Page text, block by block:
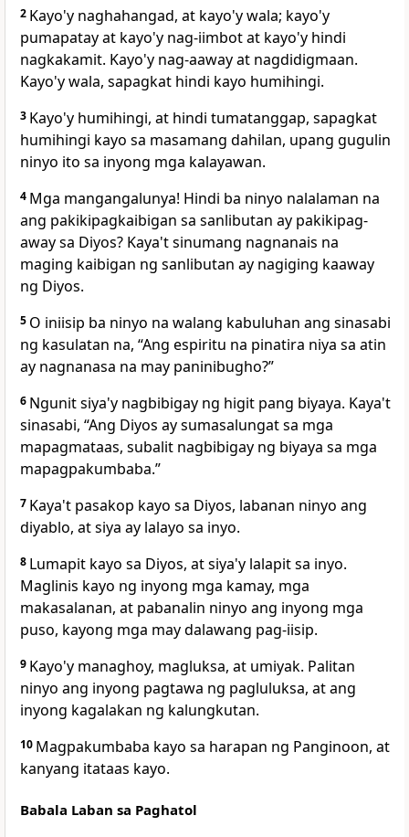
2 Kayo'y naghahangad, at kayo'y wala; kayo'y
pumapatay at kayo'y nag-iimbot at kayo'y hindi
nagkakamit. Kayo'y nag-aaway at nagdidigmaan.
Kayo'y wala, sapagkat hindi kayo humihingi.
3 Kayo'y humihingi, at hindi tumatanggap, sapagkat
humihingi kayo sa masamang dahilan, upang gugulin
ninyo ito sa inyong mga kalayawan.
4 Mga mangangalunya! Hindi ba ninyo nalalaman na
ang pakikipagkaibigan sa sanlibutan ay pakikipag-
away sa Diyos? Kaya't sinumang nagnanais na
maging kaibigan ng sanlibutan ay nagiging kaaway
ng Diyos.
5 O iniisip ba ninyo na walang kabuluhan ang sinasabi
ng kasulatan na, “Ang espiritu na pinatira niya sa atin
ay nagnanasa na may paninibugho?”
6 Ngunit siya'y nagbibigay ng higit pang biyaya. Kaya't
sinasabi, “Ang Diyos ay sumasalungat sa mga
mapagmataas, subalit nagbibigay ng biyaya sa mga
mapagpakumbaba.”
7 Kaya't pasakop kayo sa Diyos, labanan ninyo ang
diyablo, at siya ay lalayo sa inyo.
8 Lumapit kayo sa Diyos, at siya'y lalapit sa inyo.
Maglinis kayo ng inyong mga kamay, mga
makasalanan, at pabanalin ninyo ang inyong mga
puso, kayong mga may dalawang pag-iisip.
9 Kayo'y managhoy, magluksa, at umiyak. Palitan
ninyo ang inyong pagtawa ng pagluluksa, at ang
inyong kagalakan ng kalungkutan.
10 Magpakumbaba kayo sa harapan ng Panginoon, at
kanyang itataas kayo.
Babala Laban sa Paghatol